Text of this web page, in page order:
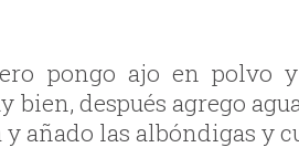
pongo ajo en polvo
bien, después agrego
y añado las albóndigas y